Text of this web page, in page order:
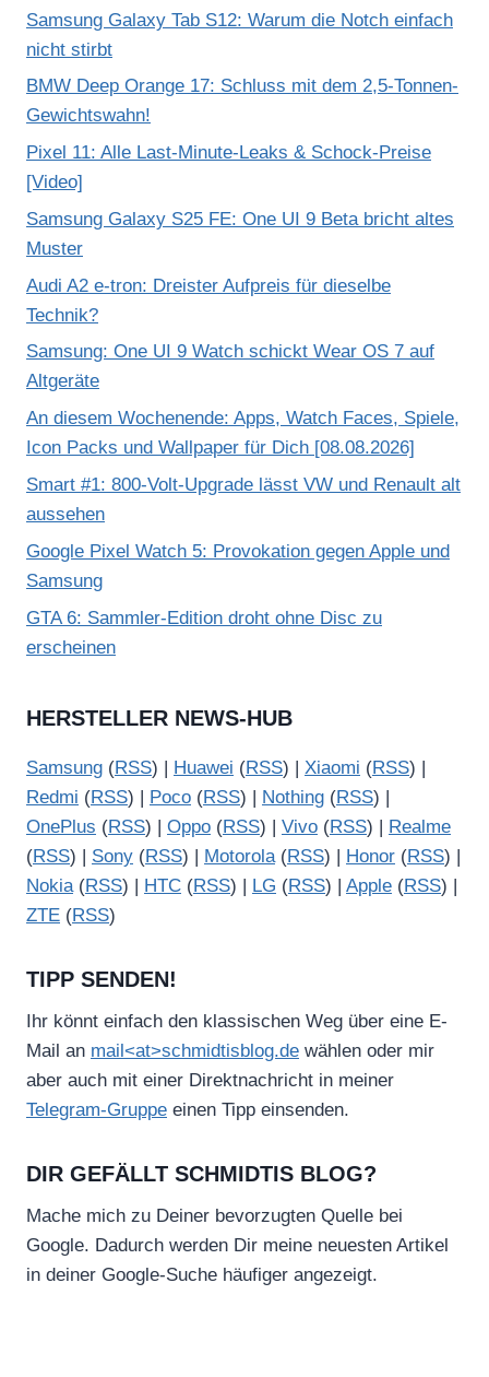
Samsung Galaxy Tab S12: Warum die Notch einfach
nicht stirbt
BMW Deep Orange 17: Schluss mit dem 2,5-Tonnen-
Gewichtswahn!
Pixel 11: Alle Last-Minute-Leaks & Schock-Preise
[Video]
Samsung Galaxy S25 FE: One UI 9 Beta bricht altes
Muster
Audi A2 e-tron: Dreister Aufpreis für dieselbe
Technik?
Samsung: One UI 9 Watch schickt Wear OS 7 auf
Altgeräte
An diesem Wochenende: Apps, Watch Faces, Spiele,
Icon Packs und Wallpaper für Dich [08.08.2026]
Smart #1: 800-Volt-Upgrade lässt VW und Renault alt
aussehen
Google Pixel Watch 5: Provokation gegen Apple und
Samsung
GTA 6: Sammler-Edition droht ohne Disc zu
erscheinen
HERSTELLER NEWS-HUB
Samsung (RSS) | Huawei (RSS) | Xiaomi (RSS) |
Redmi (RSS) | Poco (RSS) | Nothing (RSS) |
OnePlus (RSS) | Oppo (RSS) | Vivo (RSS) |
Realme
(RSS) | Sony (RSS) | Motorola(RSS) | Honor (RSS) |
Nokia(RSS) | HTC (RSS) | LG (RSS) | Apple (RSS) |
ZTE (RSS)
TIPP SENDEN!
Ihr könnt einfach den klassischen Weg über eine E-
Mail an mail<at>schmidtisblog.de wählen oder mir
aber auch mit einer Direktnachricht in meiner
Telegram-Gruppe einen Tipp einsenden.
DIR GEFÄLLT SCHMIDTIS BLOG?
Mache mich zu Deiner bevorzugten Quelle bei
Google. Dadurch werden Dir meine neuesten Artikel
in deiner Google-Suche häufiger angezeigt.